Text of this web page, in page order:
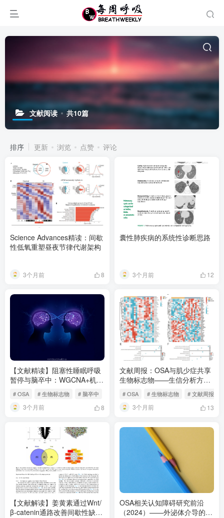
文献阅读 共10篇
排序 更新 浏览 点赞 评论
Science Advances精读：间歇
性低氧重塑昼夜节律代谢架构
3个月前 8
囊性肺疾病的系统性诊断思路
3个月前 12
【文献精读】阻塞性睡眠呼吸
暂停与脑卒中：WGCNA+机器
学习筛选生物标志物
# OSA # 生物标志物 # 脑卒中
3个月前 8
文献周报：OSA与肌少症共享
生物标志物——生信分析方法
# OSA # 生物标志物 # 文献周报
3个月前 13
【文献解读】姜黄素通过Wnt/
β-catenin通路改善间歇性缺氧
OSA相关认知障碍研究前沿
（2024）——外泌体介导的细